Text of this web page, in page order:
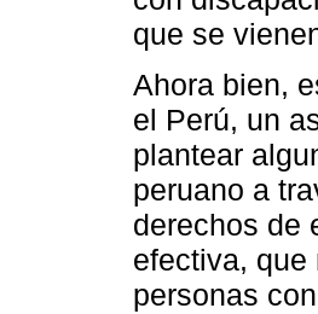
que se
Ahora bien,
el Perú, un
plantear
peruano a
derechos de
efectiva,
personas